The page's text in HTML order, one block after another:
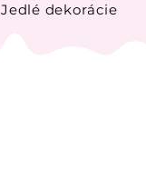
Jedlé dekorácie